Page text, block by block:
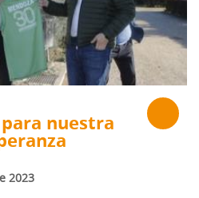
nuestra
2023